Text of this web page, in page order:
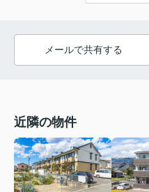
メールで共有する
近隣の物件